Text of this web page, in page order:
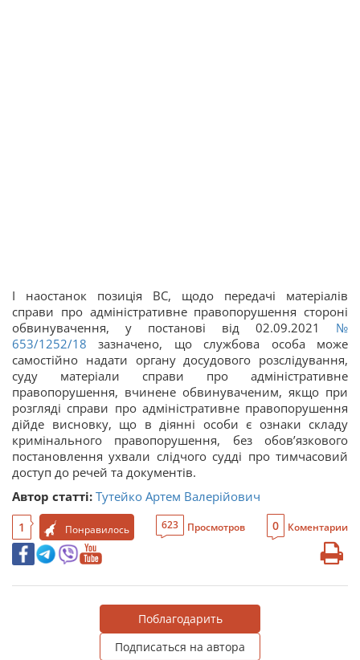
І наостанок позиція ВС, щодо передачі матеріалів
справи про адміністративне правопорушення стороні
обвинувачення, у постанові від 02.09.2021 №
653/1252/18 зазначено, що службова особа може
самостійно надати органу досудового розслідування,
суду матеріали справи про адміністративне
правопорушення, вчинене обвинуваченим, якщо при
розгляді справи про адміністративне правопорушення
дійде висновку, що в діянні особи є ознаки складу
кримінального правопорушення, без обов’язкового
постановлення ухвали слідчого судді про тимчасовий
доступ до речей та документів.
Автор статті: Тутейко Артем Валерійович
1 Понравилось 623 Просмотров 0 Коментарии
Поблагодарить
Подписаться на автора